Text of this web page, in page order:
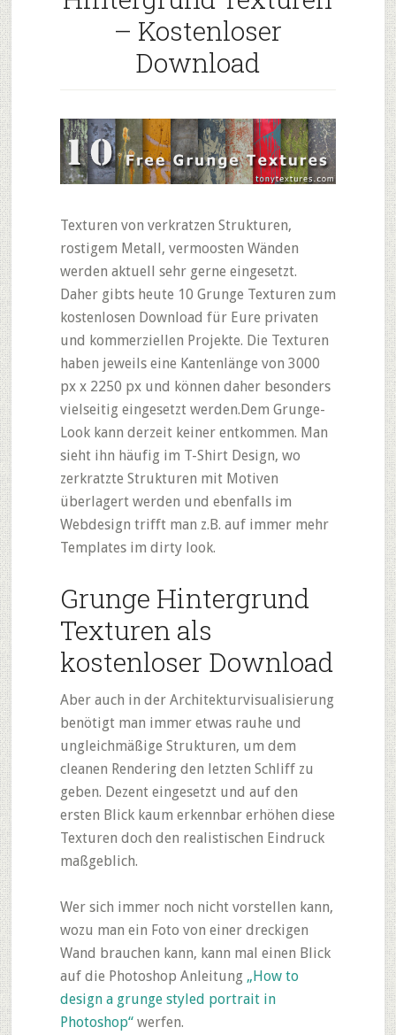
– Kostenloser
Download
Texturen von verkratzen Strukturen,
rostigem Metall, vermoosten Wänden
werden aktuell sehr gerne eingesetzt.
Daher gibts heute 10 Grunge Texturen zum
kostenlosen Download für Eure privaten
und kommerziellen Projekte. Die Texturen
haben jeweils eine Kantenlänge von 3000
px x 2250 px und können daher besonders
vielseitig eingesetzt werden.Dem Grunge-
Look kann derzeit keiner entkommen. Man
sieht ihn häufig im T-Shirt Design, wo
zerkratzte Strukturen mit Motiven
überlagert werden und ebenfalls im
Webdesign trifft man z.B. auf immer mehr
Templates im dirty look.
Grunge Hintergrund
Texturen als
kostenloser Download
Aber auch in der Architekturvisualisierung
benötigt man immer etwas rauhe und
ungleichmäßige Strukturen, um dem
cleanen Rendering den letzten Schliff zu
geben. Dezent eingesetzt und auf den
ersten Blick kaum erkennbar erhöhen diese
Texturen doch den realistischen Eindruck
maßgeblich.
Wer sich immer noch nicht vorstellen kann,
wozu man ein Foto von einer dreckigen
Wand brauchen kann, kann mal einen Blick
auf die Photoshop Anleitung „How to
design a grunge styled portrait in
Photoshop“werfen.